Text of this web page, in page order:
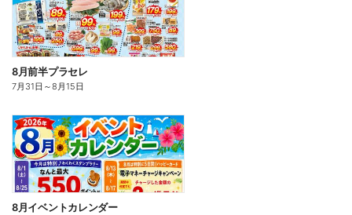
8月前半プラセレ
7月31日 ～8月15日
8月イベントカレンダー